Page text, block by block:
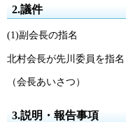
2.議件
(1)副会長の指名
北村会長が先川委員を指名
（会長あいさつ）
3.説明・報告事項